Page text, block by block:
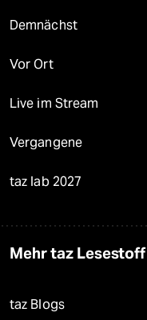
Demnächst
Vor Ort
Live im Stream
Vergangene
taz lab 2027
Mehr taz Lesestoff
taz Blogs